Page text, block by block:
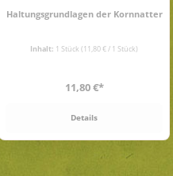
Haltungsgrundlagen der Kornnatter
Inhalt: 1 Stück (11,80 € / 1 Stück)
Regulärer Preis:
11,80 €*
Details